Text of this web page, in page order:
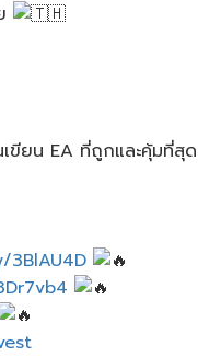
ขียน EA ที่ถูกและคุ้มที่สุด